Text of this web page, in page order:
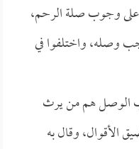
على وجوب صلة الرحم،
وصله، واختلفوا في
الوصل هم من يرث
الأقوال، وقال به